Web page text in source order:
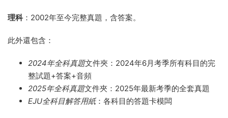
理科：2002年至今完整真題，含答案。
此外還包含：
2024年全科真題文件夾：2024年6月考季所有科目的完
整試題+答案+音頻
2025年全科真題文件夾：2025年最新考季的全套真題
EJU全科目解答用紙：各科目的答題卡模闆